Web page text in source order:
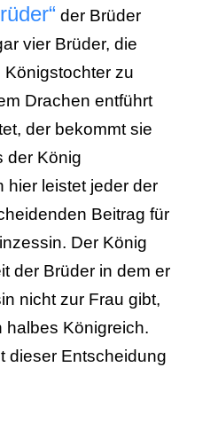
der Brüder
vier Brüder, die
zu
Drachen entführt
der bekommt sie
der König
hier leistet jeder der
Beitrag für
Der König
der Brüder in dem er
nicht zur Frau gibt,
halbes Königreich.
dieser Entscheidung